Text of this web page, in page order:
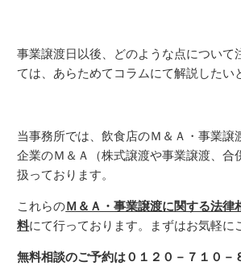
事業譲渡日以後、どのような点について
ては、あらためてコラムにて解説したい
当事務所では、飲食店のＭ＆Ａ・事業譲
企業のＭ＆Ａ（株式譲渡や事業譲渡、合
扱っております。
これらのＭ＆Ａ・事業譲渡に関する法律
料にて行っております。まずはお気軽に
無料相談のご予約は０１２０－７１０－